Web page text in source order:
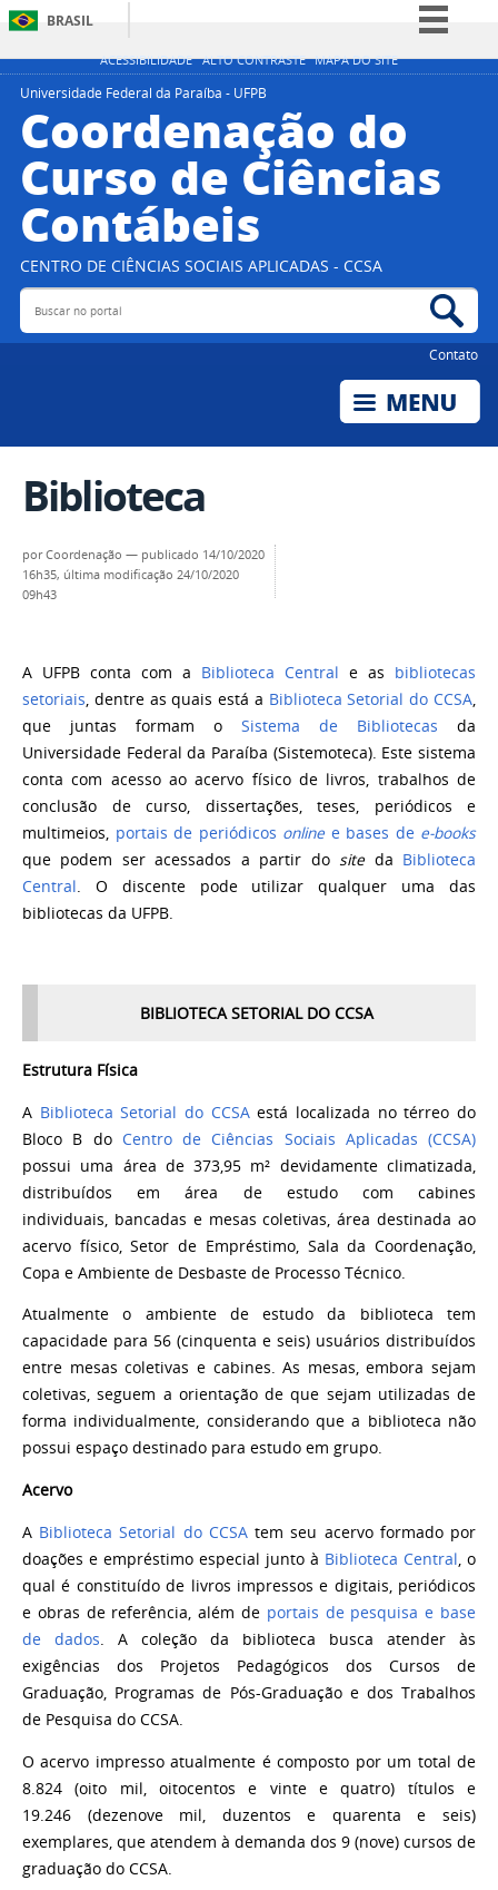
ACESSIBILIDADE ALTO CONTRASTE MAPA DO SITE
BRASIL
Simplifique!
Participe
Acesso à informação
Legislação
Universidade Federal da Paraíba - UFPB
Coordenação do
Curso de Ciências
Contábeis
CENTRO DE CIÊNCIAS SOCIAIS APLICADAS - CCSA
Buscar no portal
Contato
Biblioteca
porCoordenação — publicado 14/10/2020
16h35, última modificação 24/10/2020
09h43
A UFPB conta com a Biblioteca Central e as bibliotecas
setoriais, dentre as quais está a Biblioteca Setorial do CCSA,
que juntas formam o Sistema de Bibliotecas da
Universidade Federal da Paraíba (Sistemoteca). Este sistema
conta com acesso ao acervo físico de livros, trabalhos de
conclusão de curso, dissertações, teses, periódicos e
multimeios, portais de periódicos onlinee bases de e-books
que podem ser acessados a partir do siteda Biblioteca
Central. O discente pode utilizar qualquer uma das
bibliotecas da UFPB.
BIBLIOTECA SETORIAL DO CCSA
Estrutura Física
A Biblioteca Setorial do CCSAestá localizada no térreo do
Bloco B do Centro de Ciências Sociais Aplicadas (CCSA)
possui uma área de373,95 m² devidamente climatizada,
distribuídos em área de estudo com cabines
individuais, bancadas e mesas coletivas, área destinada ao
acervo físico, Setor de Empréstimo, Sala da Coordenação,
Copa e Ambiente de Desbaste de Processo Técnico.
Atualmente o ambiente de estudo da biblioteca tem
capacidade para 56 (cinquenta e seis) usuários distribuídos
entre mesas coletivas e cabines. As mesas, embora sejam
coletivas, seguem a orientação de que sejam utilizadas de
forma individualmente, considerando que a biblioteca não
possui espaço destinado para estudo em grupo.
Acervo
A Biblioteca Setorial do CCSA tem seu acervo formado por
doações e empréstimo especial junto à Biblioteca Central, o
qual é constituído de livros impressos e digitais, periódicos
e obras de referência,além de portais de pesquisa e base
de dados. A coleção da biblioteca busca atender às
exigências dos Projetos Pedagógicos dos Cursos de
Graduação, Programas de Pós-Graduação e dos Trabalhos
de Pesquisa do CCSA.
O acervo impresso atualmente é composto por um total de
8.824 (oito mil, oitocentos e vinte e quatro) títulos e
19.246 (dezenove mil, duzentos e quarenta e seis)
exemplares, que atendem à demanda dos 9 (nove) cursos de
graduação do CCSA.